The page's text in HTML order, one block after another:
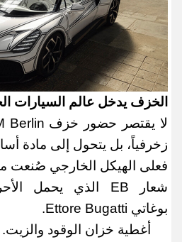
الخزف يدخل عالم السيارات
لا يقتصر حضور خزف Berlin
زخرفياً، بل يتحول إلى مادة
فعلى الهيكل الخارجي صُنعت
شعار EB
الذي يحمل
بوغاتي
أغطية خزان الوقود والزيت.